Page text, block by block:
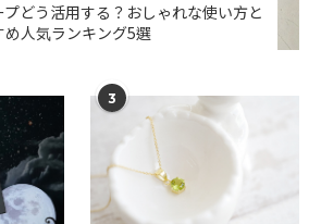
どう活用する？おしゃれな使い方と
め人気ランキング5選
3